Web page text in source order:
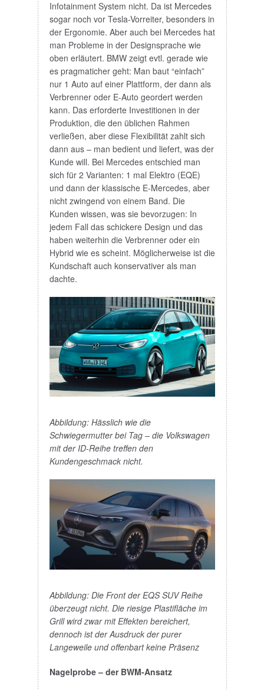
Infotainment System nicht. Da ist Mercedes
sogar noch vor Tesla-Vorreiter, besonders in
der Ergonomie. Aber auch bei Mercedes hat
man Probleme in der Designsprache wie
oben erläutert. BMW zeigt evtl. gerade wie
es pragmaticher geht: Man baut “einfach”
nur 1 Auto auf einer Plattform, der dann als
Verbrenner oder E-Auto geordert werden
kann. Das erforderte Investitionen in der
Produktion, die den üblichen Rahmen
verließen, aber diese Flexibilität zahlt sich
dann aus – man bedient und liefert, was der
Kunde will. Bei Mercedes entschied man
sich für 2 Varianten: 1 mal Elektro (EQE)
und dann der klassische E-Mercedes, aber
nicht zwingend von einem Band. Die
Kunden wissen, was sie bevorzugen: In
jedem Fall das schickere Design und das
haben weiterhin die Verbrenner oder ein
Hybrid wie es scheint. Möglicherweise ist die
Kundschaft auch konservativer als man
dachte.
Abbildung: Hässlich wie die
Schwiegermutter bei Tag – die Volkswagen
mit der ID-Reihe treffen den
Kundengeschmack nicht.
Abbildung: Die Front der EQS SUV Reihe
überzeugt nicht. Die riesige Plastifläche im
Grill wird zwar mit Effekten bereichert,
dennoch ist der Ausdruck der purer
Langeweile und offenbart keine Präsenz
Nagelprobe – der BWM-Ansatz